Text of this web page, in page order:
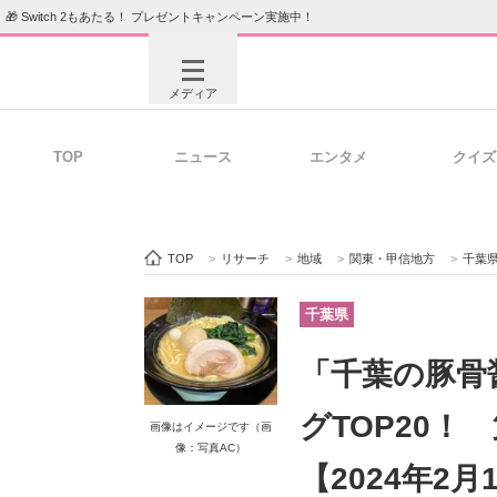
🎁 Switch 2もあたる！ プレゼントキャンペーン実施中！
メディア
ビジネスと働き方のヒント
ITエンジニア向け専門サイト
TOP ニュース エンタメ クイズ
TOP > リサーチ > 地域 > 関東・甲信地方 > 千葉
画像はイメージです（画
像：写真AC）
千葉県
「千葉の豚
グTOP20！
【2024年2